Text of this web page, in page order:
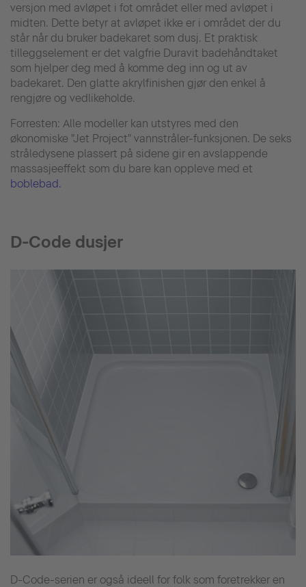
versjon med avløpet i fot området eller med avløpet i
midten. Dette betyr at avløpet ikke er i området der du
står når du bruker badekaret som dusj. Et praktisk
tilleggselement er det valgfrie Duravit badehåndtaket
som hjelper deg med å komme deg inn og ut av
badekaret. Den glatte akrylfinishen gjør den enkel å
rengjøre og vedlikeholde.
Forresten: Alle modeller kan utstyres med den
økonomiske "Jet Project" vannstråler-funksjonen. De seks
stråledysene plassert på sidene gir en avslappende
massasjeeffekt som du bare kan oppleve med et
boblebad.
D-Code dusjer
D-Code-serien er også ideell for folk som foretrekker en